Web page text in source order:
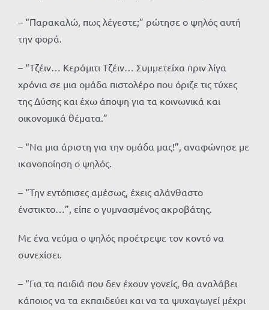
– “Παρακαλώ, πως λέγεστε;” ρώτησε ο ψηλός αυτή
την φορά.
– “Τζέιν… Κεράμιτι Τζέιν… Συμμετείχα πριν λίγα
χρόνια σε μια ομάδα πιστολέρο που όριζε τις τύχες
της Δύσης και έχω άποψη για τα κοινωνικά και
οικονομικά θέματα.”
– “Να μια άριστη για την ομάδα μας!”, αναφώνησε με
ικανοποίηση ο ψηλός.
– “Την εντόπισες αμέσως, έχεις αλάνθαστο
ένστικτο…”, είπε ο γυμνασμένος ακροβάτης.
Με ένα νεύμα ο ψηλός προέτρεψε τον κοντό να
συνεχίσει.
– “Για τα παιδιά που δεν έχουν γονείς, θα αναλάβει
κάποιος να τα εκπαιδεύει και να τα ψυχαγωγεί μέχρι